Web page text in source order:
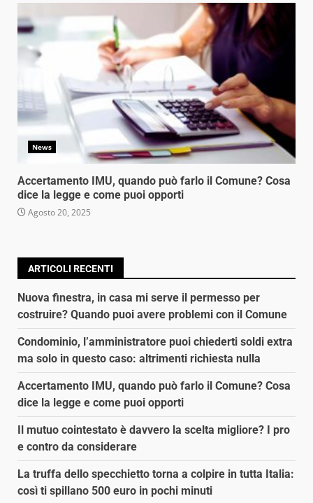
News
Accertamento IMU, quando può farlo il Comune? Cosa
dice la legge e come puoi opporti
Agosto 20, 2025
ARTICOLI RECENTI
Nuova finestra, in casa mi serve il permesso per
costruire? Quando puoi avere problemi con il Comune
Condominio, l’amministratore puoi chiederti soldi extra
ma solo in questo caso: altrimenti richiesta nulla
Accertamento IMU, quando può farlo il Comune? Cosa
dice la legge e come puoi opporti
Il mutuo cointestato è davvero la scelta migliore? I pro
e contro da considerare
La truffa dello specchietto torna a colpire in tutta Italia:
così ti spillano 500 euro in pochi minuti